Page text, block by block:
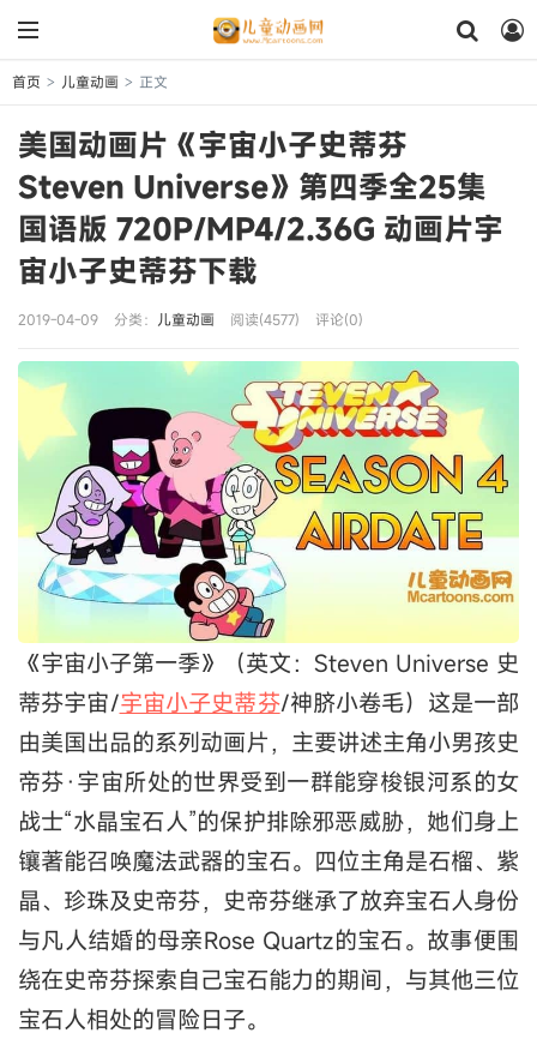
首页 > 儿童动画 > 正文
美国动画片《宇宙小子史蒂芬
Steven Universe》第四季全25集
国语版 720P/MP4/2.36G 动画片宇
宙小子史蒂芬下载
2019-04-09 分类： 儿童动画 阅读(4577) 评论(0)
《宇宙小子第一季》（英文：Steven Universe 史
蒂芬宇宙/宇宙小子史蒂芬/神脐小卷毛）这是一部
由美国出品的系列动画片，主要讲述主角小男孩史
帝芬·宇宙所处的世界受到一群能穿梭银河系的女
战士“水晶宝石人”的保护排除邪恶威胁，她们身上
镶著能召唤魔法武器的宝石。四位主角是石榴、紫
晶、珍珠及史帝芬，史帝芬继承了放弃宝石人身份
与凡人结婚的母亲Rose Quartz的宝石。故事便围
绕在史帝芬探索自己宝石能力的期间，与其他三位
宝石人相处的冒险日子。